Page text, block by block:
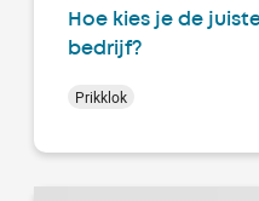
Hoe kies je de
bedrijf?
Prikklok